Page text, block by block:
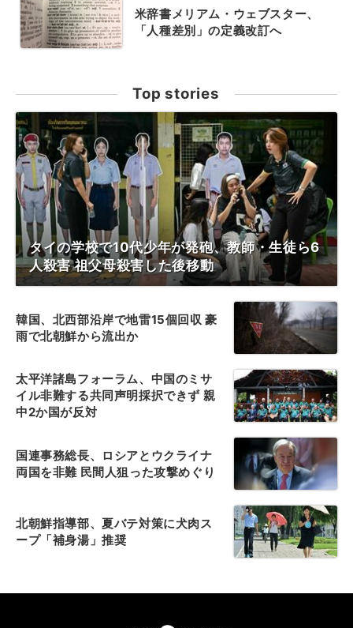
米辞書メリアム・ウェブスター、
「人種差別」の定義改訂へ
Top stories
タイの学校で10代少年が発砲、教師・生徒ら6
人殺害 祖父母殺害した後移動
韓国、北西部沿岸で地雷15個回収 豪
雨で北朝鮮から流出か
太平洋諸島フォーラム、中国のミサ
イル非難する共同声明採択できず 親
中2か国が反対
国連事務総長、ロシアとウクライナ
両国を非難 民間人狙った攻撃めぐり
北朝鮮指導部、夏バテ対策に犬肉ス
ープ「補身湯」推奨